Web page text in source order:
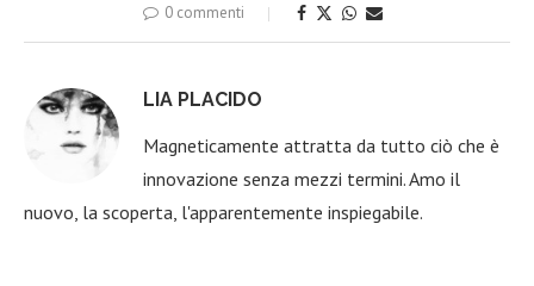
0 commenti
LIA PLACIDO
Magneticamente attratta da tutto ciò che è
innovazione senza mezzi termini. Amo il
nuovo, la scoperta, l'apparentemente inspiegabile.